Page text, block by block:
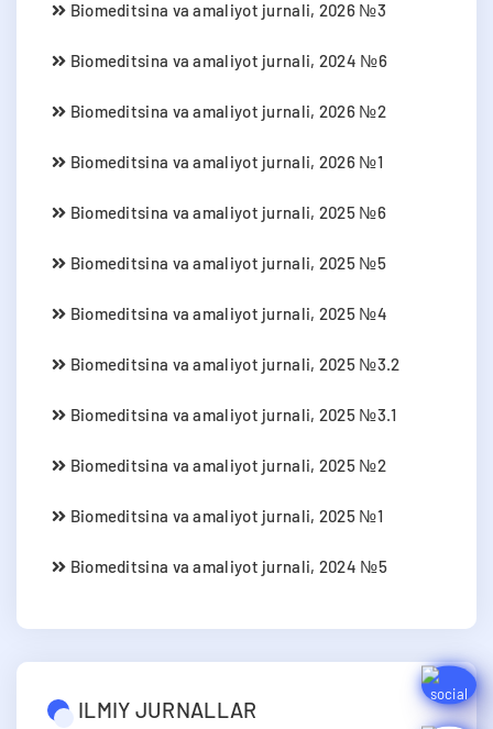
Biomeditsina va amaliyot jurnali, 2026 №3
Biomeditsina va amaliyot jurnali, 2024 №6
Biomeditsina va amaliyot jurnali, 2026 №2
Biomeditsina va amaliyot jurnali, 2026 №1
Biomeditsina va amaliyot jurnali, 2025 №6
Biomeditsina va amaliyot jurnali, 2025 №5
Biomeditsina va amaliyot jurnali, 2025 №4
Biomeditsina va amaliyot jurnali, 2025 №3.2
Biomeditsina va amaliyot jurnali, 2025 №3.1
Biomeditsina va amaliyot jurnali, 2025 №2
Biomeditsina va amaliyot jurnali, 2025 №1
Biomeditsina va amaliyot jurnali, 2024 №5
ILMIY JURNALLAR